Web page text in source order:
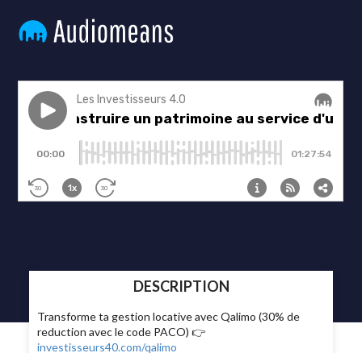
DESCRIPTION
Transforme ta gestion locative avec Qalimo (30% de
reduction avec le code PACO) 👉
investisseurs40.com/qalimo